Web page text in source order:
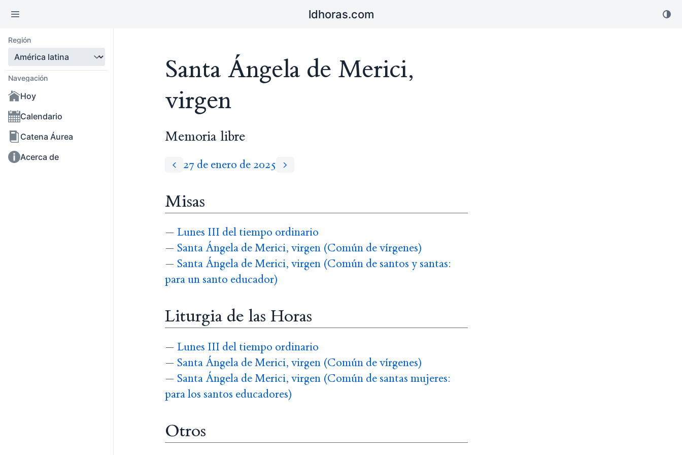
ldhoras.com
Región
Navegación
Hoy
Calendario
Catena Áurea
Acerca de
Santa Ángela de Merici,
virgen
Memoria libre
27 de enero de 2025
Misas
— Lunes III del tiempo ordinario
— Santa Ángela de Merici, virgen (Común de vírgenes)
— Santa Ángela de Merici, virgen (Común de santos y santas:
para un santo educador)
Liturgia de las Horas
— Lunes III del tiempo ordinario
— Santa Ángela de Merici, virgen (Común de vírgenes)
— Santa Ángela de Merici, virgen (Común de santas mujeres:
para los santos educadores)
Otros